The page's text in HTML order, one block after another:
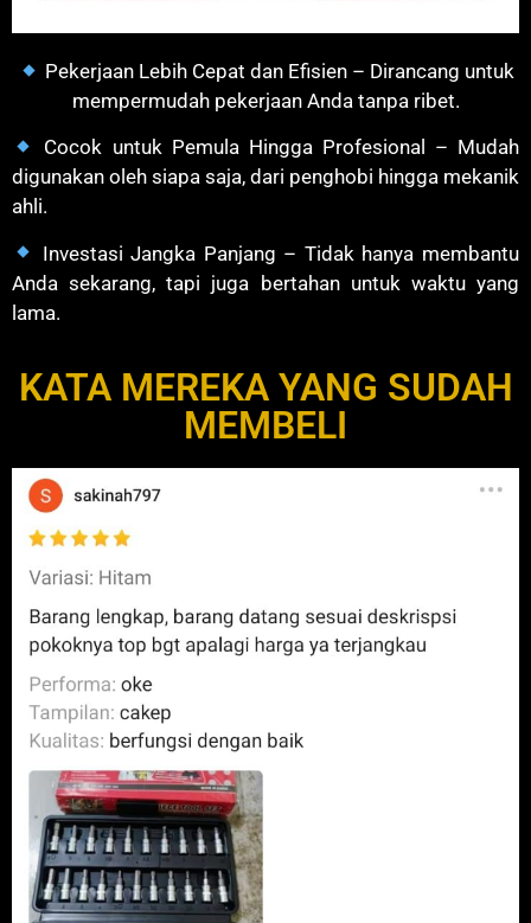
Pekerjaan Lebih Cepat dan Efisien – Dirancang untuk
mempermudah pekerjaan Anda tanpa ribet.
Cocok untuk Pemula Hingga Profesional – Mudah
digunakan oleh siapa saja, dari penghobi hingga mekanik
ahli.
Investasi Jangka Panjang – Tidak hanya membantu
Anda sekarang, tapi juga bertahan untuk waktu yang
lama.
KATA MEREKA YANG SUDAH
MEMBELI